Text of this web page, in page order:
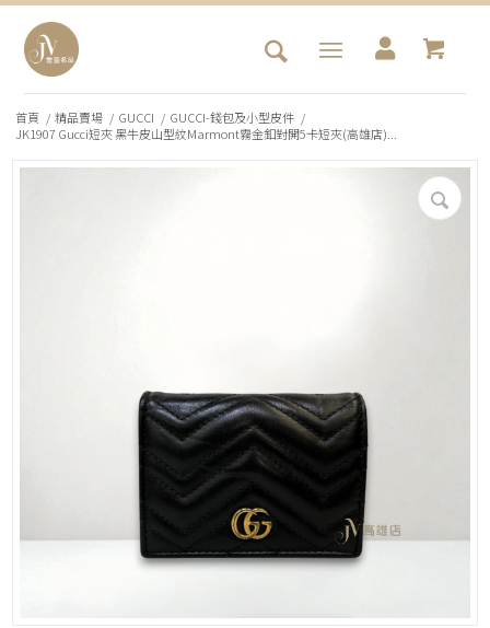
首頁 / 精品賣場 / GUCCI / GUCCI-錢包及小型皮件 /
JK1907 Gucci短夾 黑牛皮山型紋Marmont霧金釦對開5卡短夾(高雄店)...